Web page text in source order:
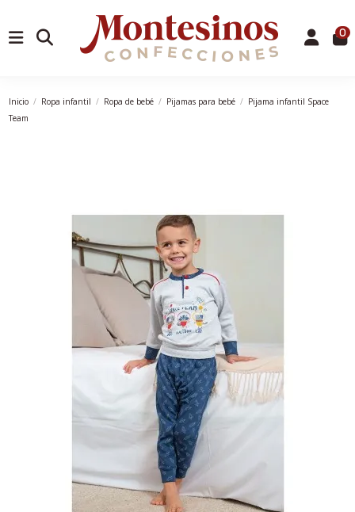
0
Inicio Ropa infantil Ropa de bebé Pijamas para bebé
Pijama infantil Space
Team